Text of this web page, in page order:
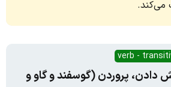
می‌کند.
verb -
دادن، پروردن (گوسفند و گاو و